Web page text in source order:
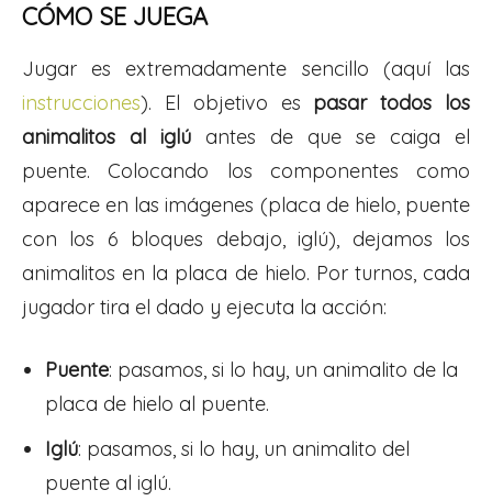
CÓMO SE JUEGA
Jugar es extremadamente sencillo (aquí las
instrucciones). El objetivo es pasar todos los
animalitos al iglú antes de que se caiga el
puente. Colocando los componentes como
aparece en las imágenes (placa de hielo, puente
con los 6 bloques debajo, iglú), dejamos los
animalitos en la placa de hielo. Por turnos, cada
jugador tira el dado y ejecuta la acción:
Puente: pasamos, si lo hay, un animalito de la
placa de hielo al puente.
Iglú: pasamos, si lo hay, un animalito del
puente al iglú.